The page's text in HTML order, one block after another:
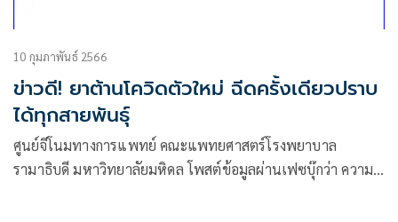
10 กุมภาพันธ์ 2566
ข่าวดี! ยาต้านโควิดตัวใหม่ ฉีดครั้งเดียวปราบ
ได้ทุกสายพันธุ์
ศูนย์จีโนมทางการแพทย์ คณะแพทยศาสตร์โรงพยาบาล
รามาธิบดี มหาวิทยาลัยมหิดล โพสต์ข้อมูลผ่านเฟซบุ๊กว่า ความ